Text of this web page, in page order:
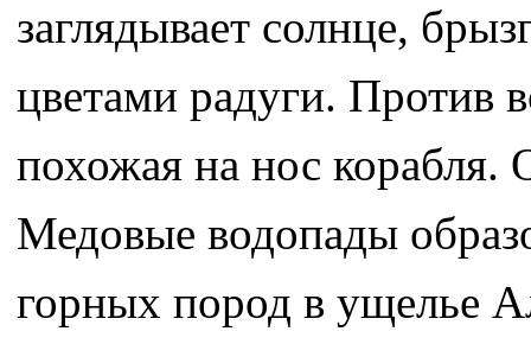
заглядывает солнце,
цветами радуги. Против
похожая на нос корабля.
Медовые водопады
горных пород в ущелье